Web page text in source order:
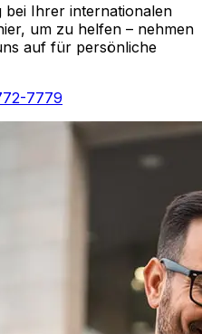
bei Ihrer internationalen
um zu helfen – nehmen
auf für persönliche
7779